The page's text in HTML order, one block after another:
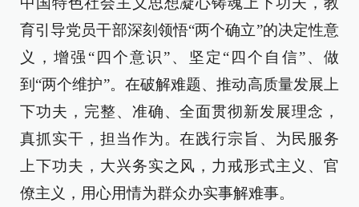
育引导党员干部深刻领悟“两个确立”的决定性意
义，增强“四个意识”、坚定“四个自信”、做
到“两个维护”。在破解难题、推动高质量发展上
下功夫，完整、准确、全面贯彻新发展理念，
真抓实干，担当作为。在践行宗旨、为民服务
上下功夫，大兴务实之风，力戒形式主义、官
僚主义，用心用情为群众办实事解难事。